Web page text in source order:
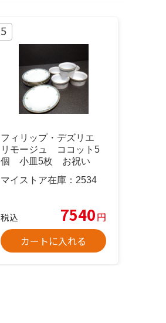
フィリップ・デズリエ
リモージュ ココット5
個 小皿5枚 お祝い
マイストア在庫： 2534
税込 7540円
カートに入れる